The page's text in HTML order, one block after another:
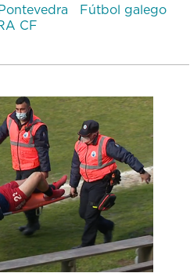
Fútbol galego
CF